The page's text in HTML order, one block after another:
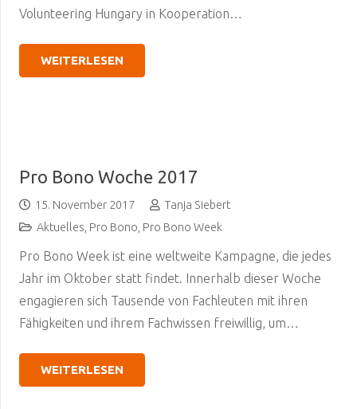
Volunteering Hungary in Kooperation…
WEITERLESEN
Pro Bono Woche 2017
15. November 2017
Tanja Siebert
Aktuelles, Pro Bono, Pro Bono Week
Pro Bono Week ist eine weltweite Kampagne, die jedes
Jahr im Oktober statt findet. Innerhalb dieser Woche
engagieren sich Tausende von Fachleuten mit ihren
Fähigkeiten und ihrem Fachwissen freiwillig, um…
WEITERLESEN